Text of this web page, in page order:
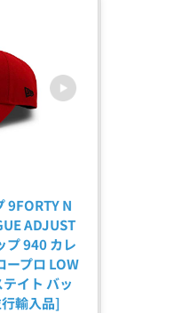
9FORTY N
ADJUST
プ 940 カレ
ープロ LOW
イト バッ
輸入品]